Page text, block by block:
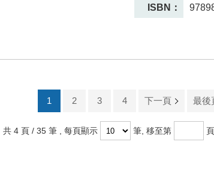
ISBN：
1 2 3 4 下一頁 最後
共 4 頁 / 35 筆 , 每頁顯示 筆, 移至第 頁